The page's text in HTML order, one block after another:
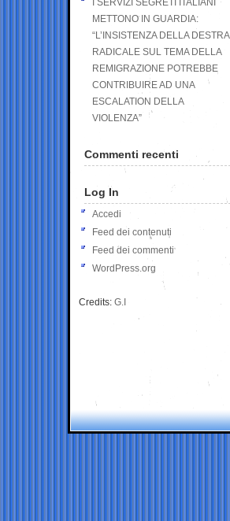
I SERVIZI SEGRETI ITALIANI
METTONO IN GUARDIA:
“L’INSISTENZA DELLA DESTRA
RADICALE SUL TEMA DELLA
REMIGRAZIONE POTREBBE
CONTRIBUIRE AD UNA
ESCALATION DELLA
VIOLENZA”
Commenti recenti
Log In
Accedi
Feed dei contenuti
Feed dei commenti
WordPress.org
Credits: G.I